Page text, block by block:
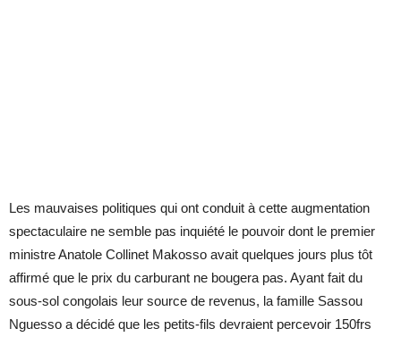
Les mauvaises politiques qui ont conduit à cette augmentation
spectaculaire ne semble pas inquiété le pouvoir dont le premier
ministre Anatole Collinet Makosso avait quelques jours plus tôt
affirmé que le prix du carburant ne bougera pas. Ayant fait du
sous-sol congolais leur source de revenus, la famille Sassou
Nguesso a décidé que les petits-fils devraient percevoir 150frs